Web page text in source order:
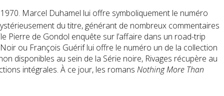
Marcel Duhamel lui offre symboliquement le numéro
du titre, générant de nombreux commentaires
Pierre de Gondol enquête sur l’affaire dans un road-trip
ou François Guérif lui offre le numéro un de la collection
disponibles au sein de la Série noire, Rivages récupère au
intégrales. À ce jour, les romans Nothing More Than